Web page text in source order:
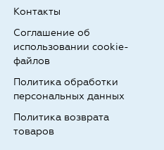
Контакты
Соглашение об
использовании cookie-
файлов
Политика обработки
персональных данных
Политика возврата
товаров